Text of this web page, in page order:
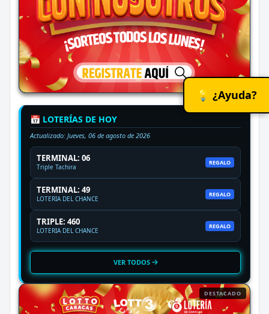
📅 LOTERÍAS DE HOY
Actualizado: Jueves, 06 de agosto de 2026
TERMINAL: 06
Triple Tachira
REGALO
TERMINAL: 49
LOTERIA DEL CHANCE
REGALO
TRIPLE: 460
LOTERIA DEL CHANCE
REGALO
VER TODOS
DESTACADO
💡 ¿Ayuda?